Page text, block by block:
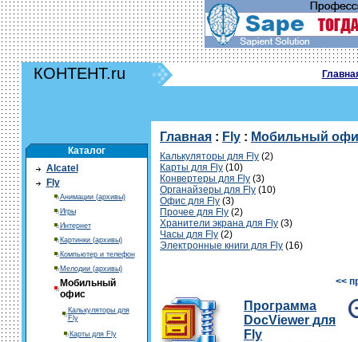
КОНТЕНТ.ru
Каталог
Alcatel
Fly
Анимации (архивы)
Игры
Интернет
Картинки (архивы)
Компьютер и телефон
Мелодии (архивы)
Мобильный
офис
Калькуляторы для
Fly
Карты для Fly
Главная : Fly : Мобильный
Калькуляторы для Fly (2)
Карты для Fly (10)
Конвертеры для Fly (3)
Органайзеры для Fly (10)
Офис для Fly (3)
Прочее для Fly (2)
Хранители экрана для Fly (3)
Часы для Fly (2)
Электронные книги для Fly (16)
<<
Программа
DocViewer для
Fly